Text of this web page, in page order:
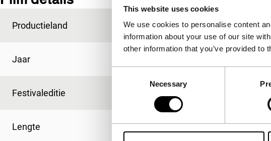
This website uses cookies
We use cookies to personalise content
information about your use of our site
other information that you’ve provided to
Necessary
Productieland België
Jaar
Festivaleditie
Lengte 45'